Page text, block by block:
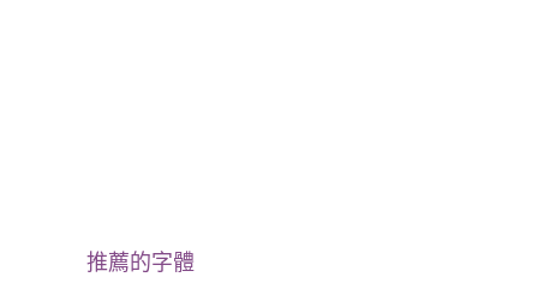
推薦的字體